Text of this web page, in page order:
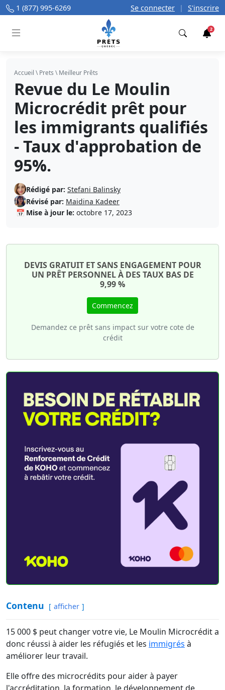
1 (877) 995-6269 Se connecter | S'inscrire
2
Accueil \Prets \Meilleur Prêts
Revue du Le Moulin
Microcrédit prêt pour
les immigrants qualifiés
- Taux d'approbation de
95%.
Rédigé par: Stefani Balinsky
Révisé par: Maidina Kadeer
📅 Mise à jour le: octobre 17, 2023
DEVIS GRATUIT ET SANS ENGAGEMENT POUR
UN PRÊT PERSONNEL À DES TAUX BAS DE
9,99 %
Commencez
Demandez ce prêt sans impact sur votre cote de
crédit
Contenu afficher
15 000 $ peut changer votre vie, Le Moulin Microcrédit a
donc réussi à aider les réfugiés et les immigrés à
améliorer leur travail.
Elle offre des microcrédits pour aider à payer